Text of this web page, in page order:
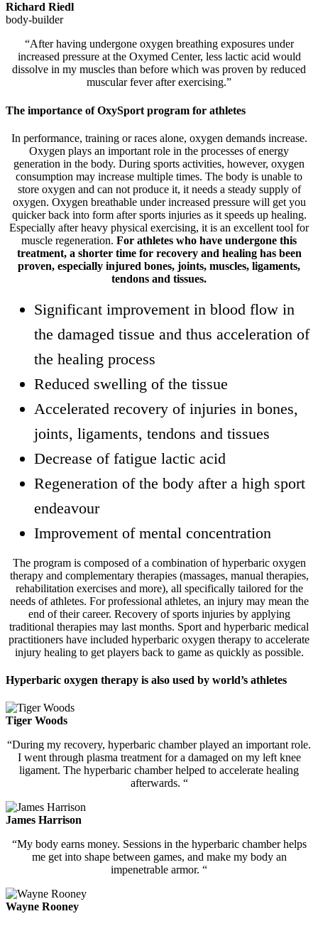
Richard Riedl
body-builder
“After having undergone oxygen breathing exposures under
increased pressure at the Oxymed Center, less lactic acid would
dissolve in my muscles than before which was proven by reduced
muscular fever after exercising.”
The importance of OxySport program for athletes
In performance, training or races alone, oxygen demands increase.
Oxygen plays an important role in the processes of energy
generation in the body. During sports activities, however, oxygen
consumption may increase multiple times. The body is unable to
store oxygen and can not produce it, it needs a steady supply of
oxygen. Oxygen breathable under increased pressure will get you
quicker back into form after sports injuries as it speeds up healing.
Especially after heavy physical exercising, it is an excellent tool for
muscle regeneration. For athletes who have undergone this
treatment, a shorter time for recovery and healing has been
proven, especially injured bones, joints, muscles, ligaments,
tendons and tissues.
Significant improvement in blood flow in
the damaged tissue and thus acceleration of
the healing process
Reduced swelling of the tissue
Accelerated recovery of injuries in bones,
joints, ligaments, tendons and tissues
Decrease of fatigue lactic acid
Regeneration of the body after a high sport
endeavour
Improvement of mental concentration
The program is composed of a combination of hyperbaric oxygen
therapy and complementary therapies (massages, manual therapies,
rehabilitation exercises and more), all specifically tailored for the
needs of athletes. For professional athletes, an injury may mean the
end of their career. Recovery of sports injuries by applying
traditional therapies may last months. Sport and hyperbaric medical
practitioners have included hyperbaric oxygen therapy to accelerate
injury healing to get players back to game as quickly as possible.
Hyperbaric oxygen therapy is also used by world’s athletes
Tiger Woods
“During my recovery, hyperbaric chamber played an important role.
I went through plasma treatment for a damaged on my left knee
ligament. The hyperbaric chamber helped to accelerate healing
afterwards. “
James Harrison
“My body earns money. Sessions in the hyperbaric chamber helps
me get into shape between games, and make my body an
impenetrable armor. “
Wayne Rooney